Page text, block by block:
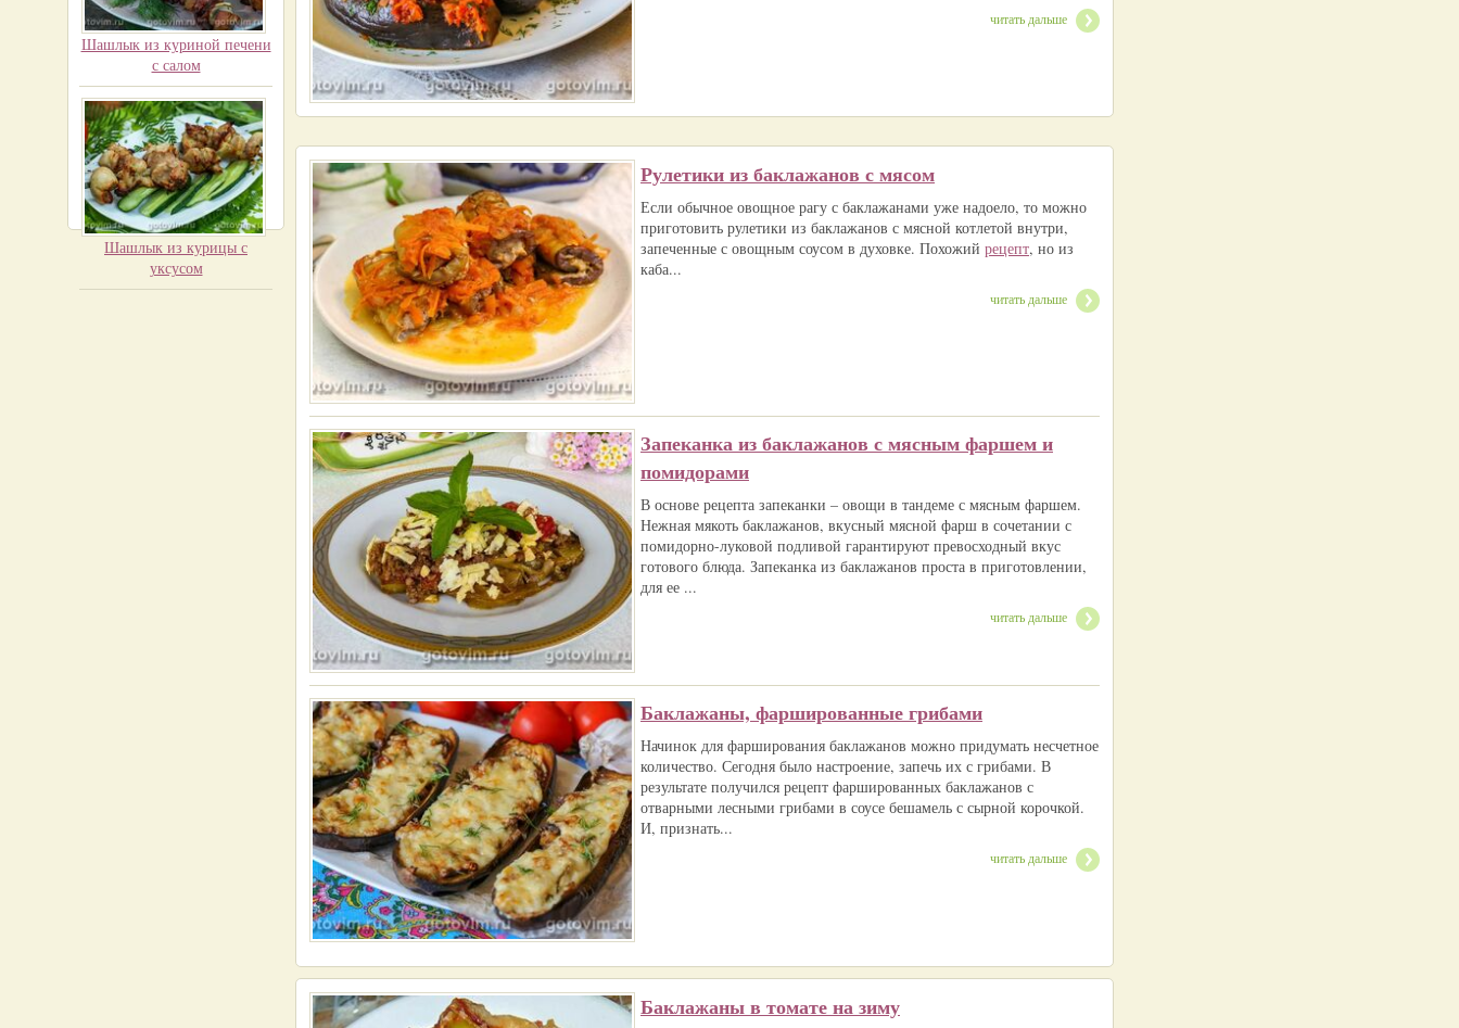
Шашлык из куриной печени
с салом
Шашлык из курицы с
уксусом
читать дальше
Рулетики из баклажанов с мясом
Если обычное овощное рагу с баклажанами уже надоело, то можно
приготовить рулетики из баклажанов с мясной котлетой внутри,
запеченные с овощным соусом в духовке. Похожий рецепт, но из
каба...
читать дальше
Запеканка из баклажанов с мясным фаршем и
помидорами
В основе рецепта запеканки – овощи в тандеме с мясным фаршем.
Нежная мякоть баклажанов, вкусный мясной фарш в сочетании с
помидорно-луковой подливой гарантируют превосходный вкус
готового блюда. Запеканка из баклажанов проста в приготовлении,
для ее ...
читать дальше
Баклажаны, фаршированные грибами
Начинок для фарширования баклажанов можно придумать несчетное
количество. Сегодня было настроение, запечь их с грибами. В
результате получился рецепт фаршированных баклажанов с
отварными лесными грибами в соусе бешамель с сырной корочкой.
И, признать...
читать дальше
Баклажаны в томате на зиму